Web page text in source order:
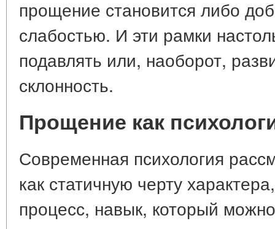
прощение становится либо
слабостью. И эти рамки
подавлять или, наоборот,
склонность.
Прощение как
Современная психология
как статичную черту
процесс, навык, который